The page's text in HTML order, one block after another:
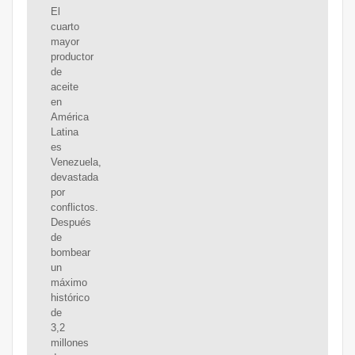
El
cuarto
mayor
productor
de
aceite
en
América
Latina
es
Venezuela,
devastada
por
conflictos.
Después
de
bombear
un
máximo
histórico
de
3,2
millones